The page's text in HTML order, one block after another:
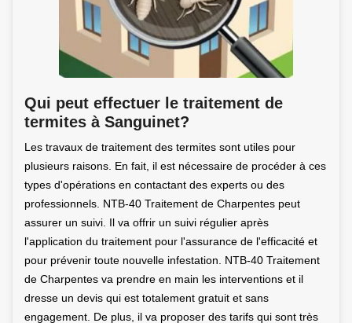
Qui peut effectuer le traitement de
termites à Sanguinet?
Les travaux de traitement des termites sont utiles pour
plusieurs raisons. En fait, il est nécessaire de procéder à ces
types d'opérations en contactant des experts ou des
professionnels. NTB-40 Traitement de Charpentes peut
assurer un suivi. Il va offrir un suivi régulier après
l'application du traitement pour l'assurance de l'efficacité et
pour prévenir toute nouvelle infestation. NTB-40 Traitement
de Charpentes va prendre en main les interventions et il
dresse un devis qui est totalement gratuit et sans
engagement. De plus, il va proposer des tarifs qui sont très